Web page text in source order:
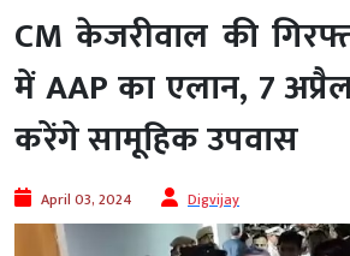
CM केजरीवाल की
में AAP का एलान, 7
करेंगे सामूहिक उपवास
April 03, 2024 Digvijay